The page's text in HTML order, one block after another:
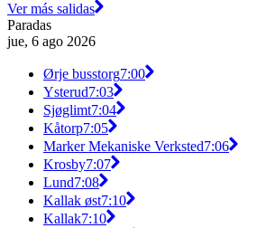
Ver más salidas
Paradas
jue, 6 ago 2026
Ørje busstorg7:00
Ysterud7:03
Sjøglimt7:04
Kåtorp7:05
Marker Mekaniske Verksted7:06
Krosby7:07
Lund7:08
Kallak øst7:10
Kallak7:10